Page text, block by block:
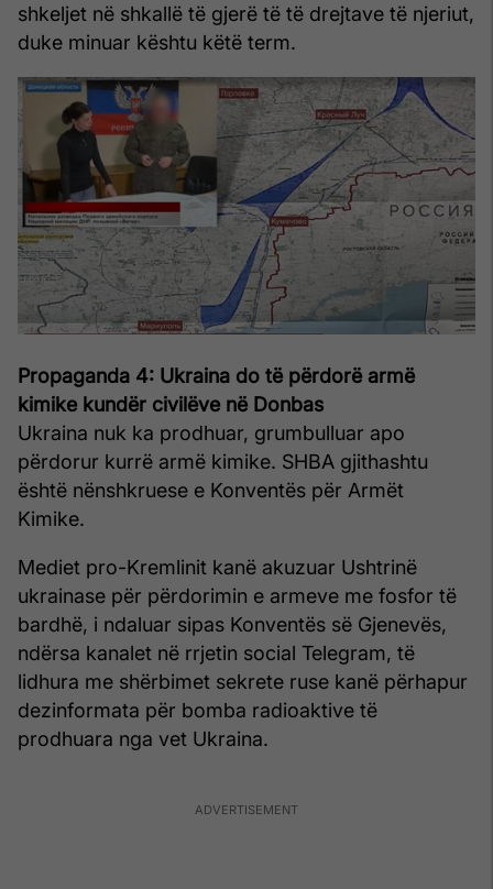
shkeljet në shkallë të gjerë të të drejtave të njeriut,
duke minuar kështu këtë term.
Propaganda 4: Ukraina do të përdorë armë
kimike kundër civilëve në Donbas
Ukraina nuk ka prodhuar, grumbulluar apo
përdorur kurrë armë kimike. SHBA gjithashtu
është nënshkruese e Konventës për Armët
Kimike.
Mediet pro-Kremlinit kanë akuzuar Ushtrinë
ukrainase për përdorimin e armeve me fosfor të
bardhë, i ndaluar sipas Konventës së Gjenevës,
ndërsa kanalet në rrjetin social Telegram, të
lidhura me shërbimet sekrete ruse kanë përhapur
dezinformata për bomba radioaktive të
prodhuara nga vet Ukraina.